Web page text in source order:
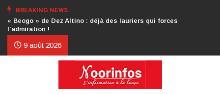
BREAKING NEWS :
Crise au CDP : l’authentification de la lettre du président
d’honneur toujours attendue
9 août 2026